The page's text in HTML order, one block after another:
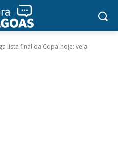
lista final da Copa hoje: veja